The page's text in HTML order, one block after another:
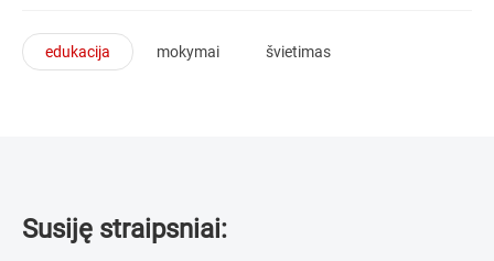
edukacija mokymai švietimas
Susiję straipsniai: